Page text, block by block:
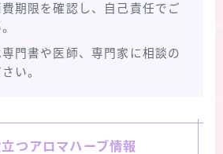
期限を確認し、自己責任でご
門書や医師、専門家に相談の
い。
つアロマハーブ情報